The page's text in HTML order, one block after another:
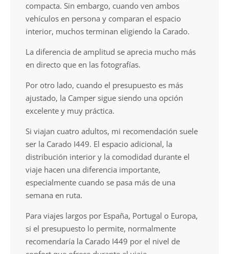
compacta. Sin embargo, cuando ven ambos
vehículos en persona y comparan el espacio
interior, muchos terminan eligiendo la Carado.
La diferencia de amplitud se aprecia mucho más
en directo que en las fotografías.
Por otro lado, cuando el presupuesto es más
ajustado, la Camper sigue siendo una opción
excelente y muy práctica.
Si viajan cuatro adultos, mi recomendación suele
ser la Carado I449. El espacio adicional, la
distribución interior y la comodidad durante el
viaje hacen una diferencia importante,
especialmente cuando se pasa más de una
semana en ruta.
Para viajes largos por España, Portugal o Europa,
si el presupuesto lo permite, normalmente
recomendaría la Carado I449 por el nivel de